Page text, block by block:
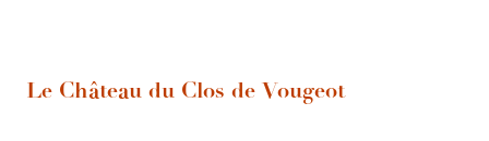
Le Château du Clos de Vougeot